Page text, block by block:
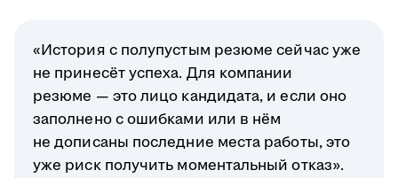
«История с полупустым резюме сейчас уже
не принесёт успеха. Для компании
резюме — это лицо кандидата, и если оно
заполнено с ошибками или в нём
не дописаны последние места работы, это
уже риск получить моментальный отказ».